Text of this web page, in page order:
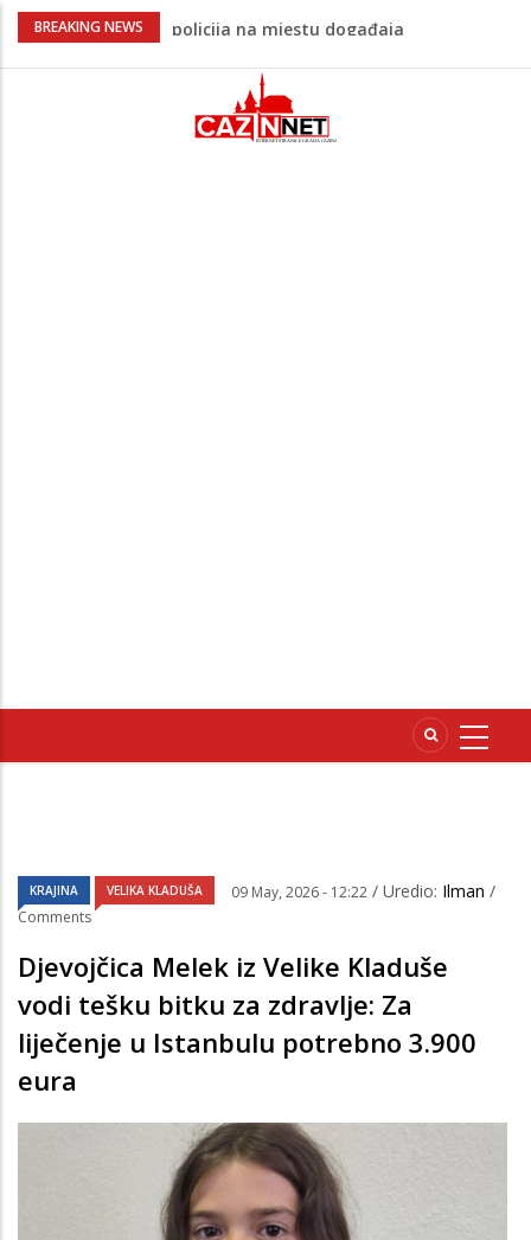
BREAKING NEWS
Ovo je 24-godišnji mladić koji je izgubio
Na Ahiret preselio LJUBIJANKIĆ (Hasan)
Na Ahiret preselio HALILOVIĆ (Smajil)
KRAJINA VELIKA KLADUŠA 09 May, 2026 - 12:22 / Uredio: Ilman /
Comments
Djevojčica Melek iz Velike Kladuše
vodi tešku bitku za zdravlje: Za
liječenje u Istanbulu potrebno 3.900
eura